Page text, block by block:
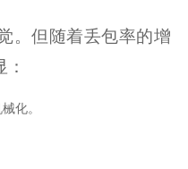
。但随着丢包率的增
化。